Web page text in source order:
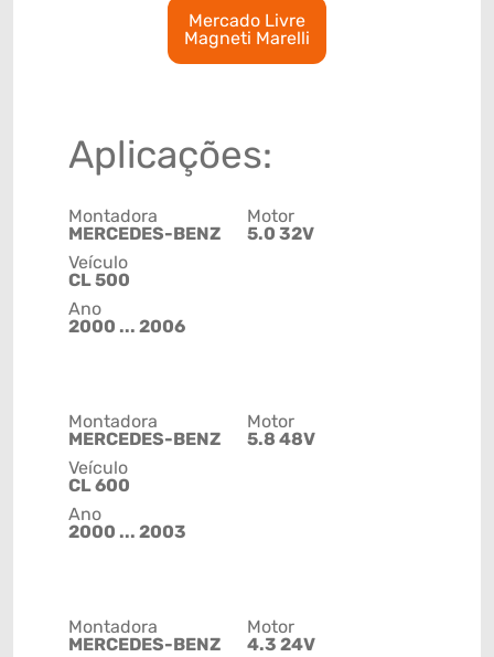
Mercado Livre
Magneti Marelli
Aplicações:
Montadora
MERCEDES-BENZ
Veículo
CL 500
Ano
2000 ... 2006
Motor
5.0 32V
Montadora
MERCEDES-BENZ
Veículo
CL 600
Ano
2000 ... 2003
Motor
5.8 48V
Montadora
MERCEDES-BENZ
Motor
4.3 24V